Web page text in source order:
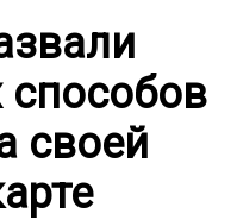
способов
своей